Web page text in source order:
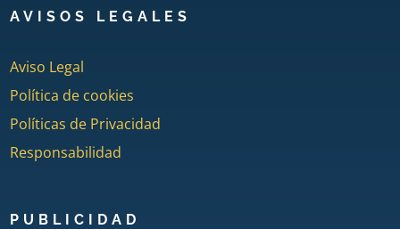
AVISOS LEGALES
Aviso Legal
Política de cookies
Políticas de Privacidad
Responsabilidad
PUBLICIDAD